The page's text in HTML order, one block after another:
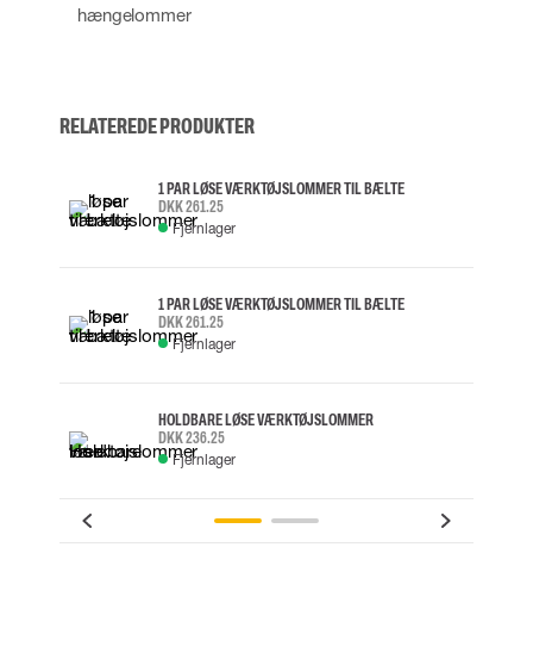
hængelommer
RELATEREDE PRODUKTER
1 PAR LØSE VÆRKTØJSLOMMER TIL BÆLTE
DKK 261.25
Fjernlager
1 PAR LØSE VÆRKTØJSLOMMER TIL BÆLTE
DKK 261.25
Fjernlager
HOLDBARE LØSE VÆRKTØJSLOMMER
DKK 236.25
Fjernlager